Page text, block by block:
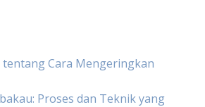
Cara Mengeringkan
Proses dan Teknik yang